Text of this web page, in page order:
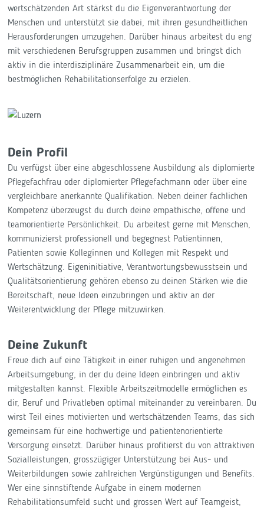
wertschätzenden Art stärkst du die Eigenverantwortung der
Menschen und unterstützt sie dabei, mit ihren gesundheitlichen
Herausforderungen umzugehen. Darüber hinaus arbeitest du eng
mit verschiedenen Berufsgruppen zusammen und bringst dich
aktiv in die interdisziplinäre Zusammenarbeit ein, um die
bestmöglichen Rehabilitationserfolge zu erzielen.
Dein Profil
Du verfügst über eine abgeschlossene Ausbildung als diplomierte
Pflegefachfrau oder diplomierter Pflegefachmann oder über eine
vergleichbare anerkannte Qualifikation. Neben deiner fachlichen
Kompetenz überzeugst du durch deine empathische, offene und
teamorientierte Persönlichkeit. Du arbeitest gerne mit Menschen,
kommunizierst professionell und begegnest Patientinnen,
Patienten sowie Kolleginnen und Kollegen mit Respekt und
Wertschätzung. Eigeninitiative, Verantwortungsbewusstsein und
Qualitätsorientierung gehören ebenso zu deinen Stärken wie die
Bereitschaft, neue Ideen einzubringen und aktiv an der
Weiterentwicklung der Pflege mitzuwirken.
Deine Zukunft
Freue dich auf eine Tätigkeit in einer ruhigen und angenehmen
Arbeitsumgebung, in der du deine Ideen einbringen und aktiv
mitgestalten kannst. Flexible Arbeitszeitmodelle ermöglichen es
dir, Beruf und Privatleben optimal miteinander zu vereinbaren. Du
wirst Teil eines motivierten und wertschätzenden Teams, das sich
gemeinsam für eine hochwertige und patientenorientierte
Versorgung einsetzt. Darüber hinaus profitierst du von attraktiven
Sozialleistungen, grosszügiger Unterstützung bei Aus- und
Weiterbildungen sowie zahlreichen Vergünstigungen und Benefits.
Wer eine sinnstiftende Aufgabe in einem modernen
Rehabilitationsumfeld sucht und grossen Wert auf Teamgeist,